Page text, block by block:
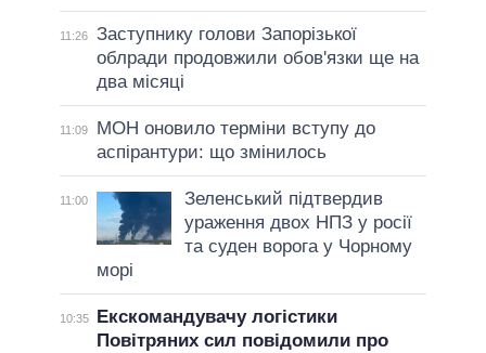
11:26
Заступнику голови Запорізької
облради продовжили обов'язки ще на
два місяці
11:09
МОН оновило терміни вступу до
аспірантури: що змінилось
11:00
Зеленський підтвердив
ураження двох НПЗ у росії
та суден ворога у Чорному
морі
10:35
Екскомандувачу логістики
Повітряних сил повідомили про